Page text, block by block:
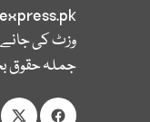
express.pk
وزٹ کی
جملہ حقوق